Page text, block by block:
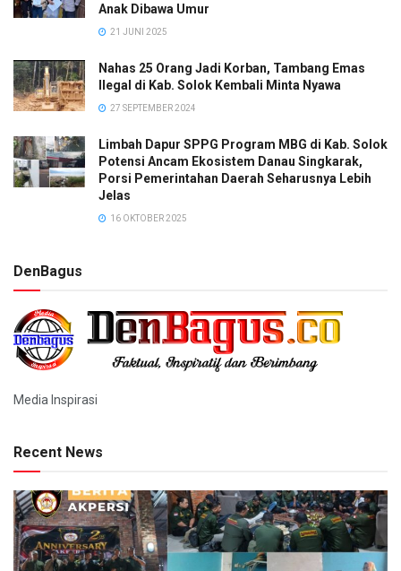
Anak Dibawa Umur
21 JUNI 2025
Nahas 25 Orang Jadi Korban, Tambang Emas
Ilegal di Kab. Solok Kembali Minta Nyawa
27 SEPTEMBER 2024
Limbah Dapur SPPG Program MBG di Kab. Solok
Potensi Ancam Ekosistem Danau Singkarak,
Porsi Pemerintahan Daerah Seharusnya Lebih
Jelas
16 OKTOBER 2025
DenBagus
Media Inspirasi
Recent News